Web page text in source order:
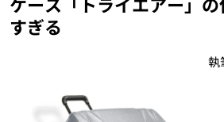
すぎる
執